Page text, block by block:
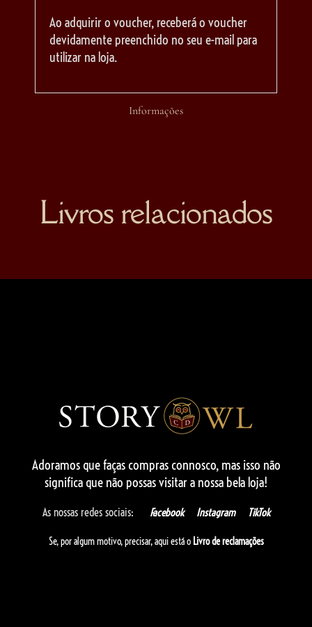
Informações
Ao adquirir o voucher, receberá o voucher
devidamente preenchido no seu e-mail para
utilizar na loja.
Livros relacionados
Adoramos que faças compras connosco, mas isso não
significa que não possas visitar a nossa bela loja!
As nossas redes sociais: Facebook Instagram TikTok
Se, por algum motivo, precisar, aqui está o Livro de reclamações